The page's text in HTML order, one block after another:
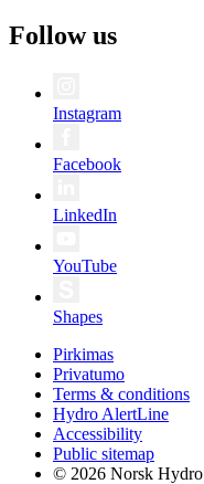
Follow us
Instagram
Facebook
LinkedIn
YouTube
Shapes
Pirkimas
Privatumo
Terms & conditions
Hydro AlertLine
Accessibility
Public sitemap
© 2026 Norsk